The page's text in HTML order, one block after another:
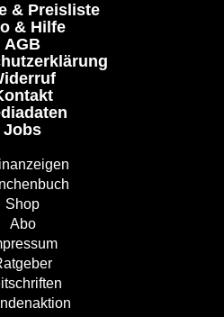
& Preisliste
& Hilfe
AGB
Jobs
Shop
Abo